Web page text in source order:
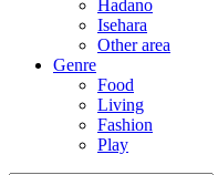
Hadano
Isehara
Other area
Genre
Food
Living
Fashion
Play